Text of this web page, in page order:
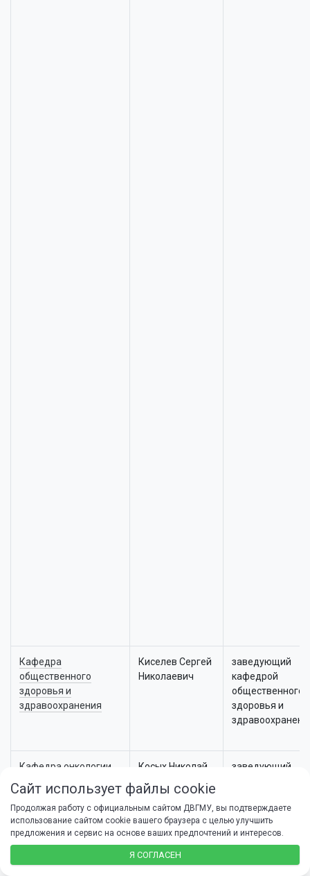
Кафедра
общественного
здоровья и
здравоохранения
Киселев Сергей
Николаевич
заведующий
кафедрой
общественного
здоровья и
Кафедра онкологии
Косых Николай
Эдуардович
заведующий
эндоскопии ДПО
Сайт использует файлы cookie
Продолжая работу с официальным сайтом ДВГМУ, вы подтверждаете
использование сайтом cookie вашего браузера с целью улучшить
предложения и сервис на основе ваших предпочтений и интересов.
Я СОГЛАСЕН